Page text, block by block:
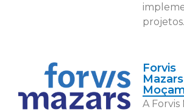
projetos.
Forvis
Mazars
A Forvis